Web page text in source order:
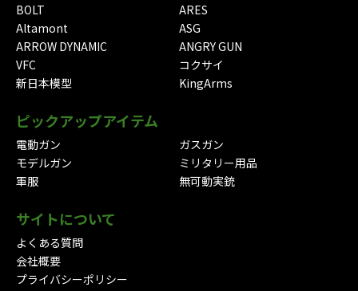
BOLT
ARES
Altamont
ASG
ARROW DYNAMIC
ANGRY GUN
VFC
コクサイ
新日本模型
KingArms
ピックアップアイテム
電動ガン
ガスガン
モデルガン
ミリタリー用品
軍服
無可動実銃
サイトについて
よくある質問
会社概要
プライバシーポリシー